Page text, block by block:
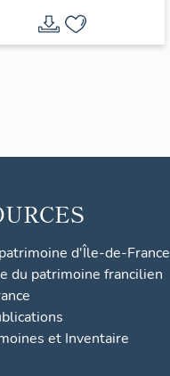
d'Île-de-France
du patrimoine francilien
et Inventaire